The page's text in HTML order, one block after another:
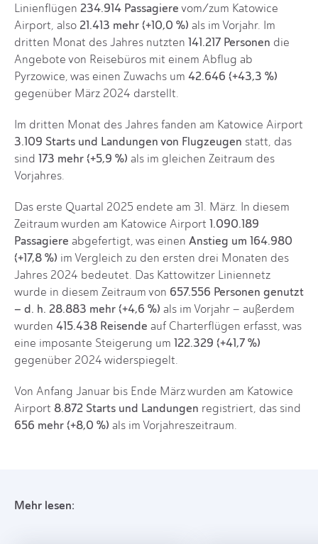
Linienflügen 234.914 Passagiere vom/zum Katowice
Airport, also 21.413 mehr (+10,0 %) als im Vorjahr. Im
dritten Monat des Jahres nutzten 141.217 Personen die
Angebote von Reisebüros mit einem Abflug ab
Pyrzowice, was einen Zuwachs um 42.646 (+43,3 %)
gegenüber März 2024 darstellt.
Im dritten Monat des Jahres fanden am Katowice Airport
3.109 Starts und Landungen von Flugzeugen statt, das
sind 173 mehr (+5,9 %) als im gleichen Zeitraum des
Vorjahres.
Das erste Quartal 2025 endete am 31. März. In diesem
Zeitraum wurden am Katowice Airport 1.090.189
Passagiere abgefertigt, was einen Anstieg um 164.980
(+17,8 %) im Vergleich zu den ersten drei Monaten des
Jahres 2024 bedeutet. Das Kattowitzer Liniennetz
wurde in diesem Zeitraum von 657.556 Personen genutzt
– d. h. 28.883 mehr (+4,6 %) als im Vorjahr – außerdem
wurden 415.438 Reisende auf Charterflügen erfasst, was
eine imposante Steigerung um 122.329 (+41,7 %)
gegenüber 2024 widerspiegelt.
Von Anfang Januar bis Ende März wurden am Katowice
Airport 8.872 Starts und Landungen registriert, das sind
656 mehr (+8,0 %) als im Vorjahreszeitraum.
Mehr lesen: